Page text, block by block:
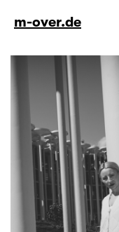
m-over.de